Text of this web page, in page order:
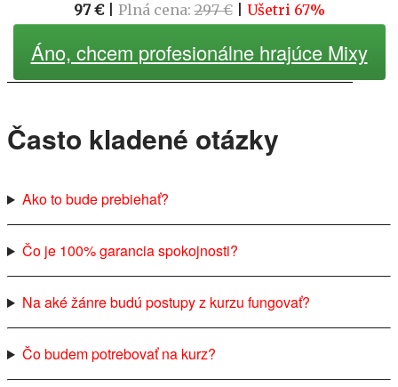
97 €| Plná cena:297 €| Ušetri 67%
Áno, chcem profesionálne hrajúce Mixy
Často kladené otázky
Ako to bude prebiehať?
Čo je 100% garancia spokojnosti?
Na aké žánre budú postupy z kurzu fungovať?
Čo budem potrebovať na kurz?